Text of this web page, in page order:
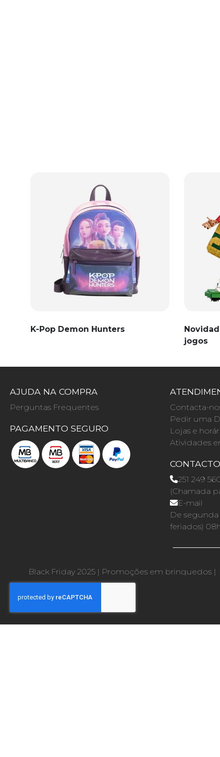
K-Pop Demon Hunters
jogos
AJUDA NA COMPRA
Perguntas Frequentes
PAGAMENTO SEGURO
Contacta-
Pedir uma
Lojas e
Atividades
CONTACTO
251 249
(Chamada
E-mail
De segunda
feriados)
Black Friday 2025 | Promoções em brinquedos |